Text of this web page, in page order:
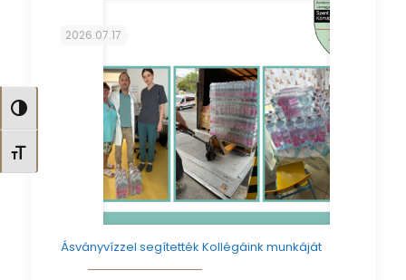
Nagy kontraszt váltása
Betűméret váltása
2026.07.17
Ásványvízzel segítették Kollégáink munkáját